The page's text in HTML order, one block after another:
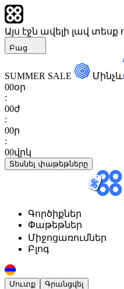
Այս էջն ավելի լավ տեսք
Բաց
SUMMER SALE
Մինչև
00օր
:
00ժ
:
00ր
:
00վրկ
Տեսնել փաթեթները
Գործիքներ
Փաթեթներ
Միջոցառումներ
Բլոգ
Մուտք Գրանցվել